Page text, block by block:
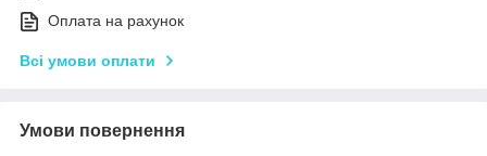
Оплата на рахунок
Всі умови оплати
Умови повернення